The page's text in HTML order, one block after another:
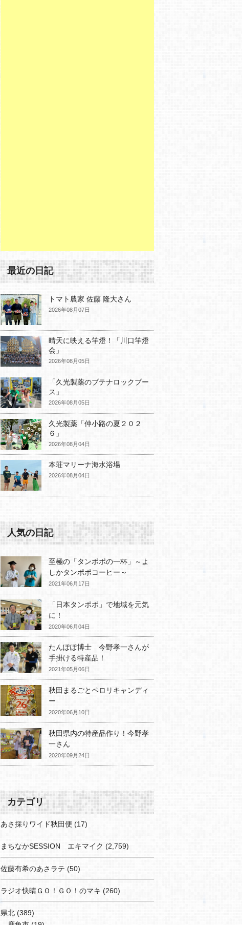
最近の日記
トマト農家 佐藤 隆大さん
2026年08月07日
晴天に映える竿燈！「川口竿燈
会」
2026年08月05日
「久光製薬のブテナロックブー
ス」
2026年08月05日
久光製薬「仲小路の夏２０２
６」
2026年08月04日
本荘マリーナ海水浴場
2026年08月04日
人気の日記
至極の「タンポポの一杯」～よ
しかタンポポコーヒー～
2021年06月17日
「日本タンポポ」で地域を元気
に！
2020年06月04日
たんぽぽ博士 今野孝一さんが
手掛ける特産品！
2021年05月06日
秋田まるごとペロリキャンディ
ー
2020年06月10日
秋田県内の特産品作り！今野孝
一さん
2020年09月24日
カテゴリ
あさ採りワイド秋田便 (17)
まちなかSESSION エキマイク (2,759)
佐藤有希のあさラテ (50)
ラジオ快晴ＧＯ！ＧＯ！のマキ (260)
県北 (389)